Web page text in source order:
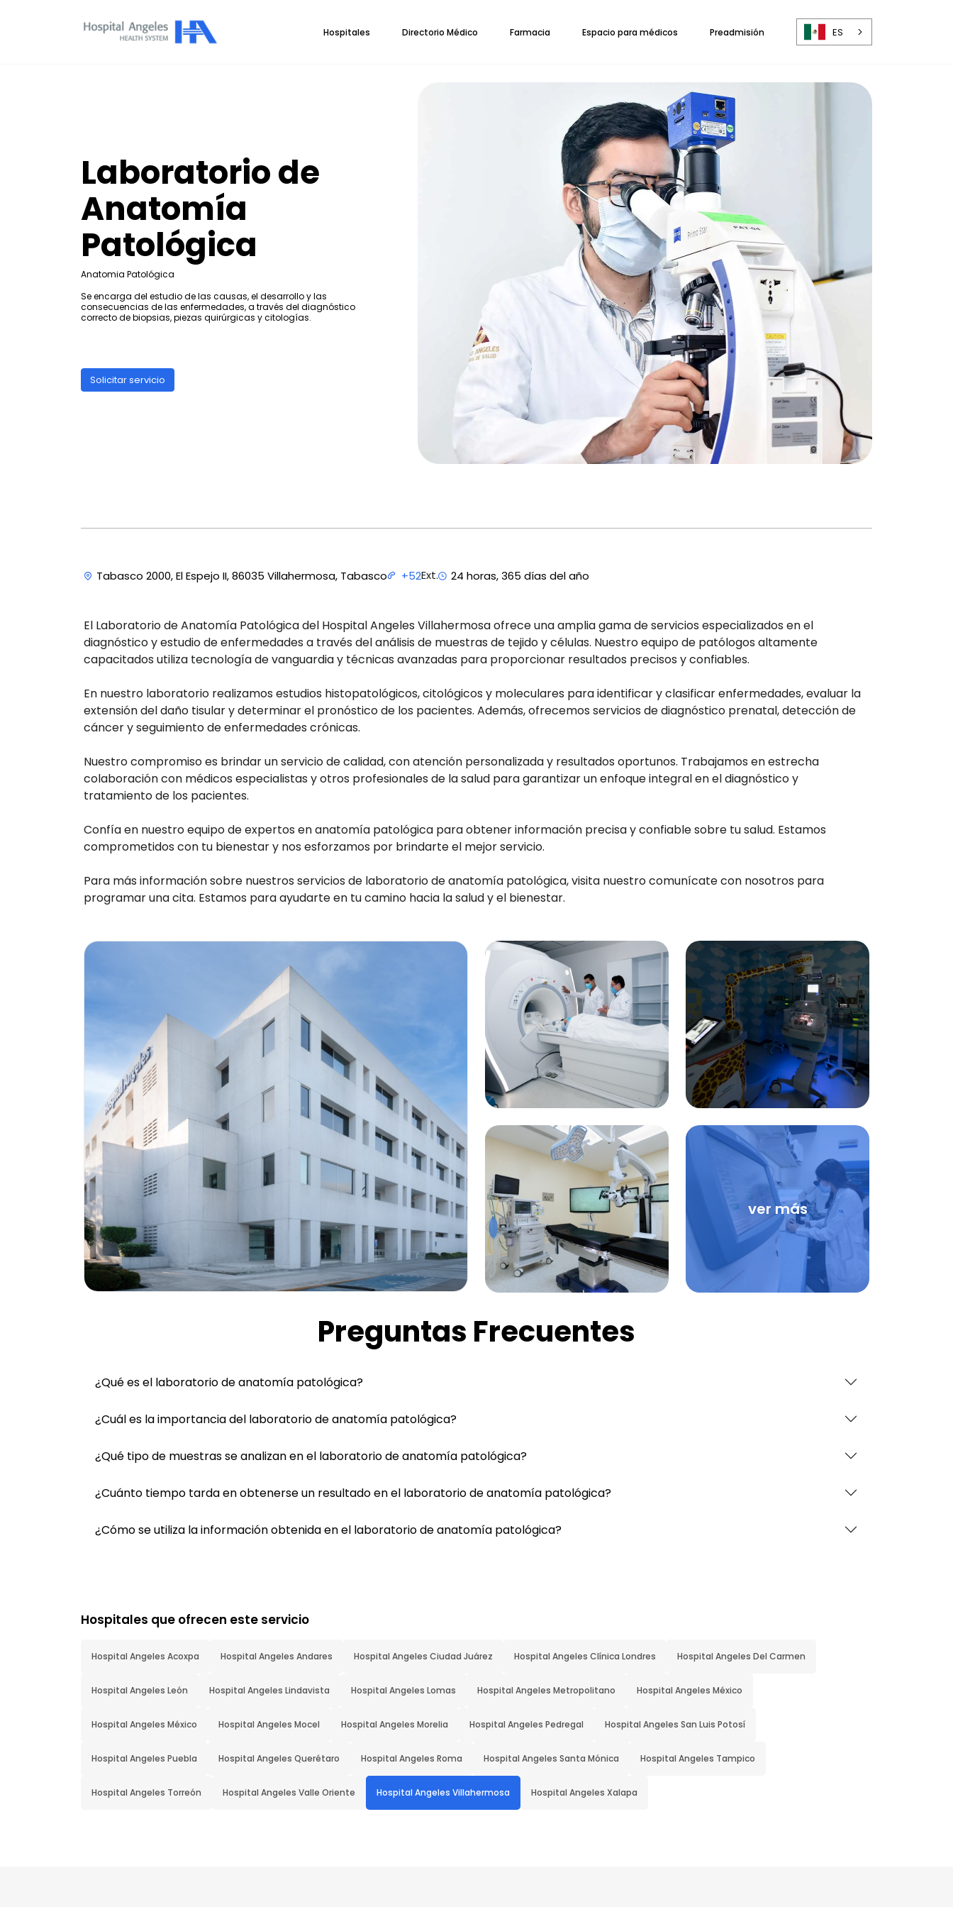
Hospitales Directorio Médico Farmacia Espacio para médicos Preadmisión ES
Laboratorio de
Anatomía
Patológica
Anatomia Patológica
Se encarga del estudio de las causas, el desarrollo y las
consecuencias de las enfermedades, a través del diagnóstico
correcto de biopsias, piezas quirúrgicas y citologías.
Solicitar servicio
Tabasco 2000, El Espejo II, 86035 Villahermosa, Tabasco +52Ext. 24 horas, 365 días del año
El Laboratorio de Anatomía Patológica del Hospital Angeles Villahermosa ofrece una amplia gama de servicios especializados en el
diagnóstico y estudio de enfermedades a través del análisis de muestras de tejido y células. Nuestro equipo de patólogos altamente
capacitados utiliza tecnología de vanguardia y técnicas avanzadas para proporcionar resultados precisos y confiables.
En nuestro laboratorio realizamos estudios histopatológicos, citológicos y moleculares para identificar y clasificar enfermedades, evaluar la
extensión del daño tisular y determinar el pronóstico de los pacientes. Además, ofrecemos servicios de diagnóstico prenatal, detección de
cáncer y seguimiento de enfermedades crónicas.
Nuestro compromiso es brindar un servicio de calidad, con atención personalizada y resultados oportunos. Trabajamos en estrecha
colaboración con médicos especialistas y otros profesionales de la salud para garantizar un enfoque integral en el diagnóstico y
tratamiento de los pacientes.
Confía en nuestro equipo de expertos en anatomía patológica para obtener información precisa y confiable sobre tu salud. Estamos
comprometidos con tu bienestar y nos esforzamos por brindarte el mejor servicio.
Para más información sobre nuestros servicios de laboratorio de anatomía patológica, visita nuestro comunícate con nosotros para
programar una cita. Estamos para ayudarte en tu camino hacia la salud y el bienestar.
ver más
Preguntas Frecuentes
¿Qué es el laboratorio de anatomía patológica?
¿Cuál es la importancia del laboratorio de anatomía patológica?
¿Qué tipo de muestras se analizan en el laboratorio de anatomía patológica?
¿Cuánto tiempo tarda en obtenerse un resultado en el laboratorio de anatomía patológica?
¿Cómo se utiliza la información obtenida en el laboratorio de anatomía patológica?
Hospitales que ofrecen este servicio
Hospital Angeles Acoxpa Hospital Angeles Andares Hospital Angeles Ciudad Juárez Hospital Angeles Clínica Londres Hospital Angeles Del Carmen
Hospital Angeles León Hospital Angeles Lindavista Hospital Angeles Lomas Hospital Angeles Metropolitano Hospital Angeles México
Hospital Angeles México Hospital Angeles Mocel Hospital Angeles Morelia Hospital Angeles Pedregal Hospital Angeles San Luis Potosí
Hospital Angeles Puebla Hospital Angeles Querétaro Hospital Angeles Roma Hospital Angeles Santa Mónica Hospital Angeles Tampico
Hospital Angeles Torreón Hospital Angeles Valle Oriente Hospital Angeles Villahermosa Hospital Angeles Xalapa